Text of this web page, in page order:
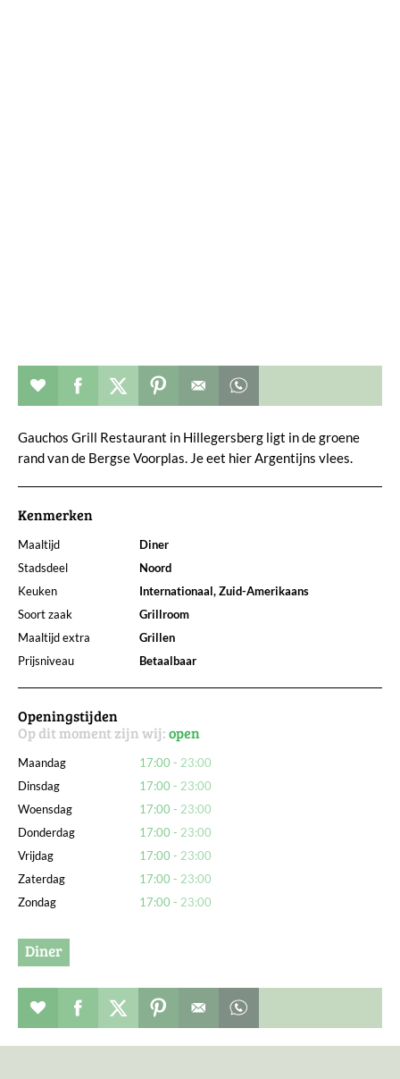
Restaurant toevoegen aan favorieten
Deel dit op facebook
Deel dit op twitter
Deel dit op pinterest
Gauchos Grill Restaurant in Hillegersberg ligt in de groene
rand van de Bergse Voorplas. Je eet hier Argentijns vlees.
Kenmerken
Maaltijd
Diner
Stadsdeel
Noord
Keuken
Internationaal, Zuid-Amerikaans
Soort zaak
Grillroom
Maaltijd extra
Grillen
Prijsniveau
Betaalbaar
Openingstijden
Op dit moment zijn wij:open
Maandag 17:00
23:00
Dinsdag
17:00
23:00
Woensdag
17:00
23:00
Donderdag
17:00
23:00
Vrijdag
17:00
23:00
Zaterdag
17:00
23:00
Zondag
17:00 23:00
Diner
Restaurant toevoegen aan favorieten
Deel dit op facebook
Deel dit op twitter
Deel dit op pinterest